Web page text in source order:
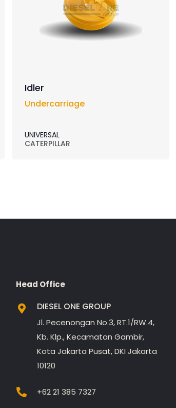
Idler
Undercarriage
UNIVERSAL
CATERPILLAR
Head Office
DIESEL ONE GROUP
Jl. Pecenongan No.3, RT.1/RW.4,
Kb. Klp., Kecamatan Gambir,
Kota Jakarta Pusat, DKI Jakarta
10120
+62 21 385 7327